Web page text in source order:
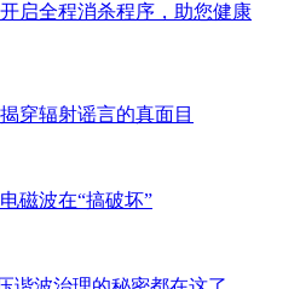
启全程消杀程序，助您健康
穿辐射谣言的真面目
磁波在“搞破坏”